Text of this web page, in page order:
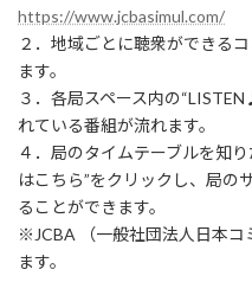
https://www.jcbasimul.com/
２．地域ごとに聴衆ができる
ます。
３．各局スペース内の
れている番組が流れます。
４．局のタイムテーブルを知
はこちら”をクリックし、局の
ることができます。
※JCBA （一般社団法人日本コ
ます。